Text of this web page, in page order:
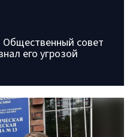
совет
его угрозой